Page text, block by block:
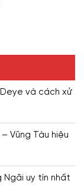
và cách xử
Vũng Tàu hiệu
uy tín nhất